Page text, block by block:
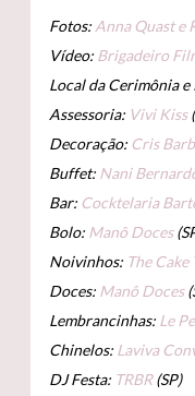
Fotos: Anna Quast e
Vídeo: Brigadeiro
Local da Cerimônia e
Assessoria: Vivi Kiss
Decoração: Cris
Buffet: Nani
Bar: Cocktelaria
Bolo: Manô Doces
Noivinhos: The Cake
Doces: Manô Doces
Lembrancinhas: Le
Chinelos: Laviva
DJ Festa: TRBR(SP)